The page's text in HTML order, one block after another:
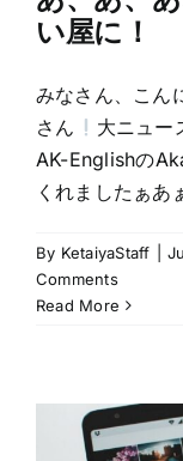
い屋に！
みなさん、こん
さん
大ニュー
AK-Englishの
くれましたぁあ
By KetaiyaStaff
Comments
Read More